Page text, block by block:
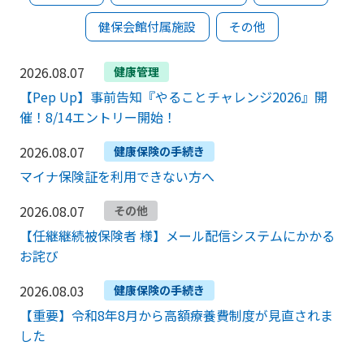
健保会館付属施設 その他
2026.08.07 健康管理
【Pep Up】事前告知『やることチャレンジ2026』開
催！8/14エントリー開始！
2026.08.07
健康保険の手続き
マイナ保険証を利用できない方へ
2026.08.07
その他
【任継継続被保険者 様】メール配信システムにかかる
お詫び
2026.08.03
健康保険の手続き
【重要】令和8年8月から高額療養費制度が見直されま
した